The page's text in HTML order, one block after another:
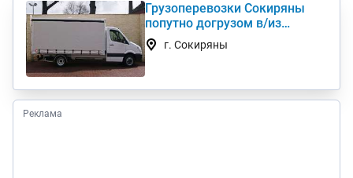
Грузоперевозки Сокиряны
попутно догрузом в/из
Киев(а) по Украине (нал,б/н)
г. Сокиряны
Реклама